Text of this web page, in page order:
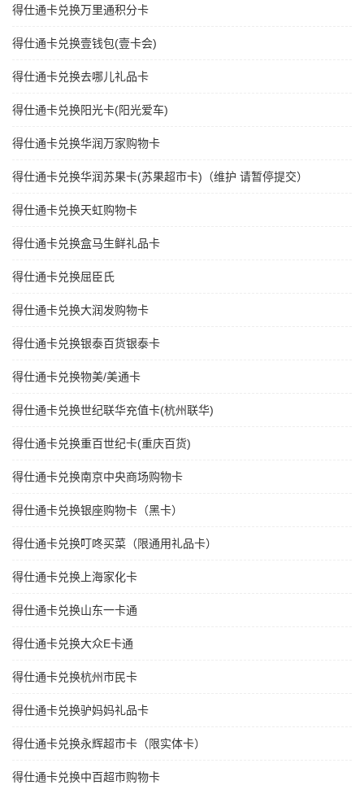
得仕通卡兑换万里通积分卡
得仕通卡兑换壹钱包(壹卡会)
得仕通卡兑换去哪儿礼品卡
得仕通卡兑换阳光卡(阳光爱车)
得仕通卡兑换华润万家购物卡
得仕通卡兑换华润苏果卡(苏果超市卡)（维护 请暂停提交）
得仕通卡兑换天虹购物卡
得仕通卡兑换盒马生鲜礼品卡
得仕通卡兑换屈臣氏
得仕通卡兑换大润发购物卡
得仕通卡兑换银泰百货银泰卡
得仕通卡兑换物美/美通卡
得仕通卡兑换世纪联华充值卡(杭州联华)
得仕通卡兑换重百世纪卡(重庆百货)
得仕通卡兑换南京中央商场购物卡
得仕通卡兑换银座购物卡（黑卡）
得仕通卡兑换叮咚买菜（限通用礼品卡）
得仕通卡兑换上海家化卡
得仕通卡兑换山东一卡通
得仕通卡兑换大众E卡通
得仕通卡兑换杭州市民卡
得仕通卡兑换驴妈妈礼品卡
得仕通卡兑换永辉超市卡（限实体卡）
得仕通卡兑换中百超市购物卡